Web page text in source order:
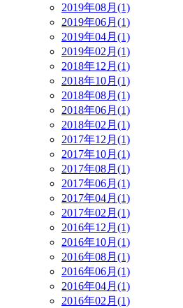
2019年08月(1)
2019年06月(1)
2019年04月(1)
2019年02月(1)
2018年12月(1)
2018年10月(1)
2018年08月(1)
2018年06月(1)
2018年02月(1)
2017年12月(1)
2017年10月(1)
2017年08月(1)
2017年06月(1)
2017年04月(1)
2017年02月(1)
2016年12月(1)
2016年10月(1)
2016年08月(1)
2016年06月(1)
2016年04月(1)
2016年02月(1)